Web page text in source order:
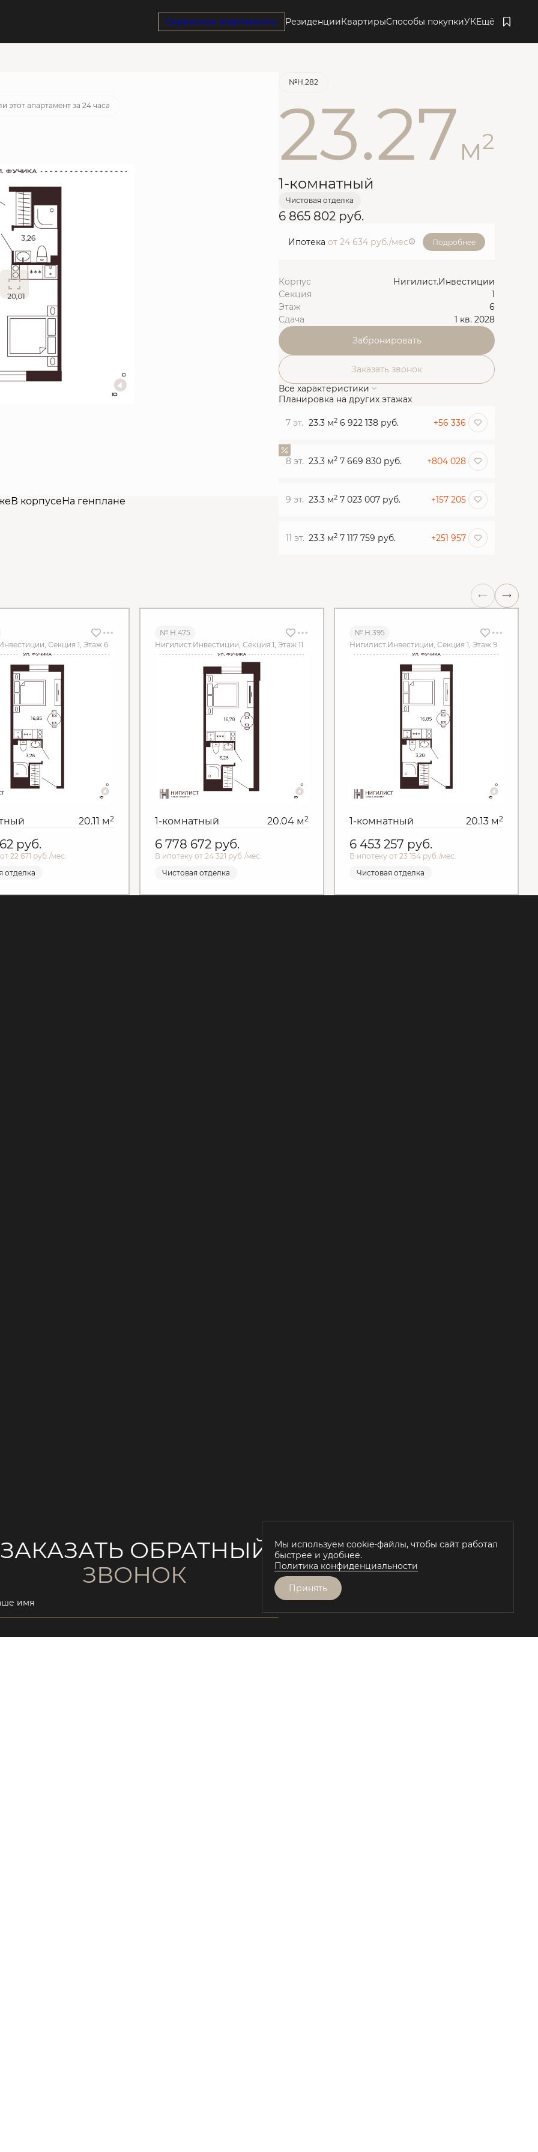
Сервисные апартаменты РезиденцииКвартирыСпособы покупкиУКЕщё
Забронировать
этот апартамент за 24 часа
В корпусеНа генплане
№Н.282
23.27м2
1-комнатный
Чистовая отделка
6 865 802 руб.
Ипотека от 24 634 руб./мес Подробнее
Корпус
Нигилист.Инвестиции
Секция
1
Этаж
6
Сдача
1 кв. 2028
Забронировать
Заказать звонок
Все характеристики
Планировка на других этажах
7 эт. 23.3 м2 6 922 138 руб. +56 336
8 эт. 23.3 м2 7 669 830 руб. +804 028
9 эт. 23.3 м2 7 023 007 руб. +157 205
11 эт. 23.3 м2 7 117 759 руб. +251 957
Секция 1, Этаж 6
20.11 м2
руб.
22 671 руб./мес.
отделка
№ Н.475
Нигилист.Инвестиции, Секция 1, Этаж 11
1-комнатный 20.04 м2
6 778 672 руб.
В ипотеку от 24 321 руб./мес.
Чистовая отделка
№ Н.395
Нигилист.Инвестиции, Секция 1, Этаж 9
1-комнатный 20.13 м2
6 453 257 руб.
В ипотеку от 23 154 руб./мес.
Чистовая отделка
ЗАКАЗАТЬ ОБРАТНЫЙ
ЗВОНОК
имя
Мы используем cookie-файлы, чтобы сайт работал
быстрее и удобнее.
Политика конфиденциальности
Принять